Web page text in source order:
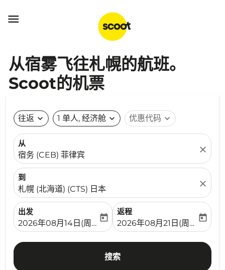

从宿雾飞往札幌的航班。
Scoot的机票
往返 expand_more 1 单人, 经济舱 expand_more 优惠代码 expand_more
从
宿务 (CEB) 菲律宾
close
到
札幌 (北海道) (CTS) 日本
close
出发
fc-booking-departure-date-aria-label
2026年08月14日(周五)
today
返程
fc-booking-return-date-
2026年08月21日(周五)
today
搜索